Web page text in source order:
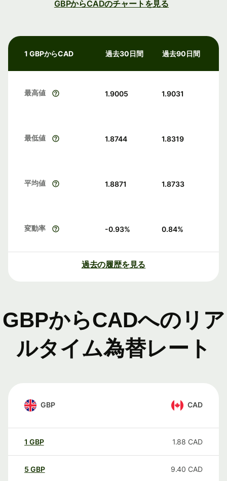
GBPからCADのチャートを見る
1 GBPからCAD 過去30日間 過去90日間
最高値 1.9005 1.9031
最低値 1.8744 1.8319
平均値 1.8871 1.8733
変動率 -0.93% 0.84%
過去の履歴を見る
GBPからCADへのリア
ルタイム為替レート
GBP CAD
1 GBP 1.88 CAD
5 GBP 9.40 CAD